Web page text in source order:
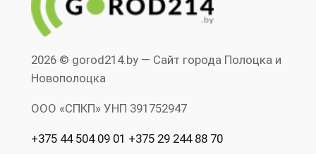
2026 © gorod214.by — Сайт города Полоцка и
Новополоцка
ООО «СПКП» УНП ‎391752947
+375 44 504 09 01 +375 29 244 88 70